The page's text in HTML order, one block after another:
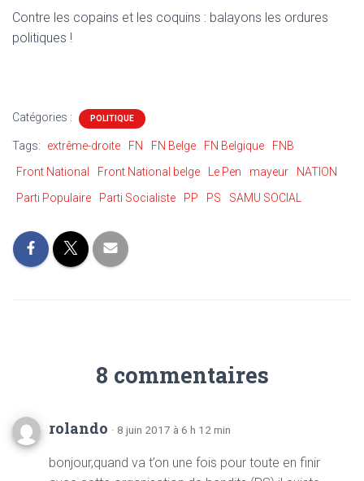
Contre les copains et les coquins : balayons les ordures
politiques !
Catégories : POLITIQUE
Tags: extrême-droite FN FN Belge FN Belgique
FNB
Front National
Front National belge Le Pen mayeur
NATION
Parti Populaire
Parti Socialiste PP PS SAMU SOCIAL
8 commentaires
rolando · 8 juin 2017 à 6 h 12 min
bonjour,quand va t’on une fois pour toute en finir